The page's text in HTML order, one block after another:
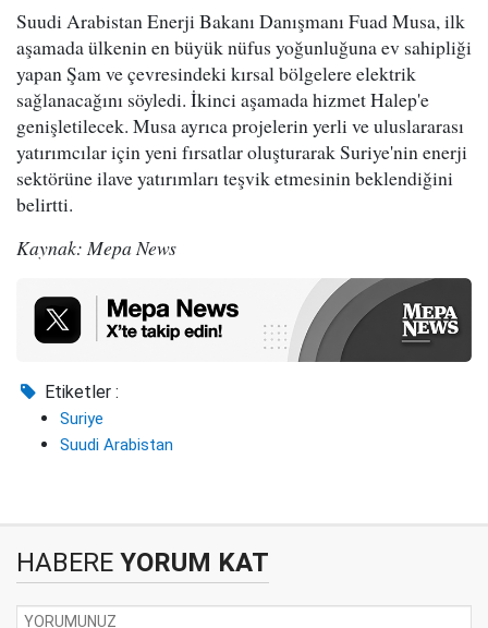
Suudi Arabistan Enerji Bakanı Danışmanı Fuad Musa, ilk
aşamada ülkenin en büyük nüfus yoğunluğuna ev sahipliği
yapan Şam ve çevresindeki kırsal bölgelere elektrik
sağlanacağını söyledi. İkinci aşamada hizmet Halep'e
genişletilecek. Musa ayrıca projelerin yerli ve uluslararası
yatırımcılar için yeni fırsatlar oluşturarak Suriye'nin enerji
sektörüne ilave yatırımları teşvik etmesinin beklendiğini
belirtti.
Kaynak: Mepa News
Etiketler :
Suriye
Suudi Arabistan
HABERE YORUM KAT